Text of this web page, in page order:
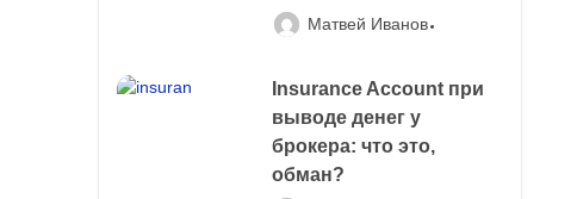
Матвей Иванов
Insurance Account при
выводе денег у
брокера: что это,
обман?